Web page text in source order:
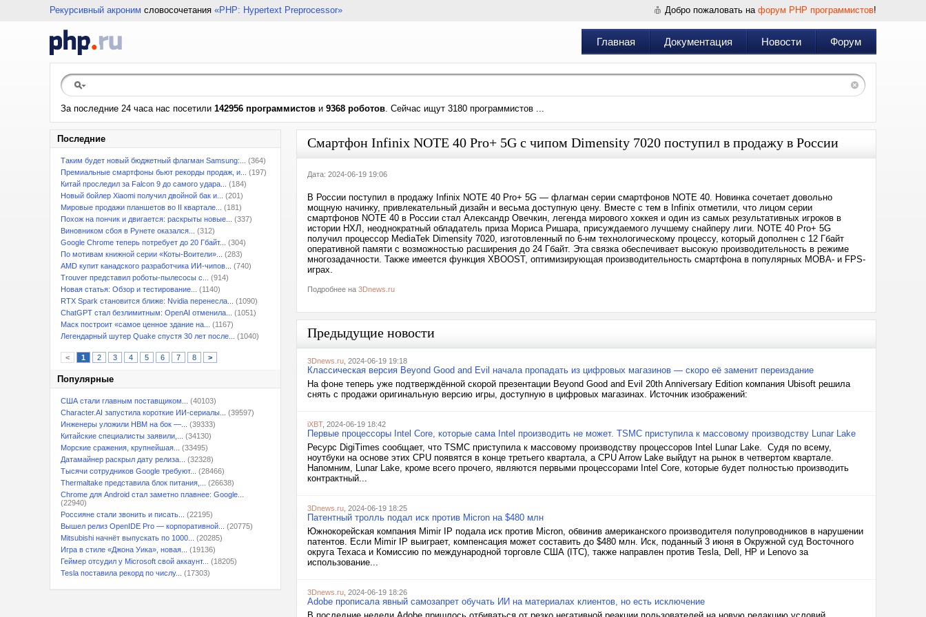
Рекурсивный акроним словосочетания «PHP: Hypertext Preprocessor» Добро пожаловать на форум PHP программистов!
Главная Документация Новости Форум
За последние 24 часа нас посетили 142956 программистов и 9368 роботов. Сейчас ищут 3180 программистов ...
Последние
Таким будет новый бюджетный флагман Samsung:...
(364)
Премиальные смартфоны бьют рекорды продаж, и...
(197)
Китай проследил за Falcon 9 до самого удара...
(184)
Новый бойлер Xiaomi получил двойной бак и...
(201)
Мировые продажи планшетов во II квартале...
(181)
Похож на пончик и двигается: раскрыты новые...
(337)
Виновником сбоя в Рунете оказался...
(312)
Google Chrome теперь потребует до 20 Гбайт...
(304)
По мотивам книжной серии «Коты-Воители»...
(283)
AMD купит канадского разработчика ИИ-чипов...
(740)
Trouver представил роботы-пылесосы с...
(914)
Новая статья: Обзор и тестирование...
(1140)
RTX Spark становится ближе: Nvidia перенесла...
(1090)
ChatGPT стал безлимитным: OpenAI отменила...
(1051)
Маск построит «самое ценное здание на...
(1167)
Легендарный шутер Quake спустя 30 лет после...
(1040)
< 1 2 3 4 5 6 7 8 >
Популярные
США стали главным поставщиком...
(40103)
Character.AI запустила короткие ИИ-сериалы...
(39597)
Инженеры уложили HBM на бок —...
(39333)
Китайские специалисты заявили,...
(34130)
Морские сражения, крупнейшая...
(33495)
Датамайнер раскрыл дату релиза...
(32328)
Тысячи сотрудников Google требуют...
(28466)
Thermaltake представила блок питания,...
(26638)
Chrome для Android стал заметно плавнее: Google...
(22940)
Россияне стали звонить и писать...
(22195)
Вышел релиз OpenIDE Pro — корпоративной...
(20775)
Mitsubishi начнёт выпускать по 1000...
(20285)
Игра в стиле «Джона Уика», новая...
(19136)
Геймер отсудил у Microsoft свой аккаунт...
(18205)
Tesla поставила рекорд по числу...
(17303)
Смартфон Infinix NOTE 40 Pro+ 5G с чипом Dimensity 7020 поступил в продажу в России
Дата: 2024-06-19 19:06
В России поступил в продажу Infinix NOTE 40 Pro+ 5G — флагман серии смартфонов NOTE 40. Новинка сочетает довольно
мощную начинку, привлекательный дизайн и весьма доступную цену. Вместе с тем в Infinix отметили, что лицом серии
смартфонов NOTE 40 в России стал Александр Овечкин, легенда мирового хоккея и один из самых результативных игроков в
истории НХЛ, неоднократный обладатель приза Мориса Ришара, присуждаемого лучшему снайперу лиги. NOTE 40 Pro+ 5G
получил процессор MediaTek Dimensity 7020, изготовленный по 6-нм технологическому процессу, который дополнен с 12 Гбайт
оперативной памяти с возможностью расширения до 24 Гбайт. Эта связка обеспечивает высокую производительность в режиме
многозадачности. Также имеется функция XBOOST, оптимизирующая производительность смартфона в популярных MOBA- и FPS-
играх.
Подробнее на 3Dnews.ru
Предыдущие новости
3Dnews.ru , 2024-06-19 19:18
Классическая версия Beyond Good and Evil начала пропадать из цифровых магазинов — скоро её заменит переиздание
На фоне теперь уже подтверждённой скорой презентации Beyond Good and Evil 20th Anniversary Edition компания Ubisoft решила
снять с продажи оригинальную версию игры, доступную в цифровых магазинах. Источник изображений:
iXBT, 2024-06-19 18:42
Первые процессоры Intel Core, которые сама Intel производить не может. TSMC приступила к массовому производству Lunar Lake
Ресурс DigiTimes сообщает, что TSMC приступила к массовому производству процессоров Intel Lunar Lake. Судя по всему,
ноутбуки на основе этих CPU появятся в конце третьего квартала, а CPU Arrow Lake выйдут на рынок в четвертом квартале.
Напомним, Lunar Lake, кроме всего прочего, являются первыми процессорами Intel Core, которые будет полностью производить
контрактный...
3Dnews.ru , 2024-06-19 18:25
Патентный тролль подал иск против Micron на $480 млн
Южнокорейская компания Mimir IP подала иск против Micron, обвинив американского производителя полупроводников в нарушении
патентов. Если Mimir IP выиграет, компенсация может составить до $480 млн. Иск, поданный 3 июня в Окружной суд Восточного
округа Техаса и Комиссию по международной торговле США (ITC), также направлен против Tesla, Dell, HP и Lenovo за
использование...
3Dnews.ru , 2024-06-19 18:26
Adobe прописала явный самозапрет обучать ИИ на материалах клиентов, но есть исключение